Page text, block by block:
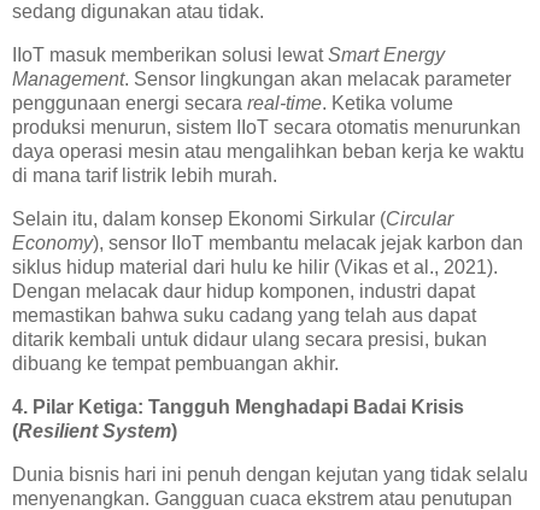
sedang digunakan atau tidak.
IIoT masuk memberikan solusi lewatSmart Energy
Management. Sensor lingkungan akan melacak parameter
penggunaan energi secara real-time. Ketika volume
produksi menurun, sistem IIoT secara otomatis menurunkan
daya operasi mesin atau mengalihkan beban kerja ke waktu
di mana tarif listrik lebih murah.
Selain itu, dalam konsep Ekonomi Sirkular (Circular
Economy), sensor IIoT membantu melacak jejak karbon dan
siklus hidup material dari hulu ke hilir (Vikas et al., 2021).
Dengan melacak daur hidup komponen, industri dapat
memastikan bahwa suku cadang yang telah aus dapat
ditarik kembali untuk didaur ulang secara presisi, bukan
dibuang ke tempat pembuangan akhir.
4. Pilar Ketiga: Tangguh Menghadapi Badai Krisis
(Resilient System)
Dunia bisnis hari ini penuh dengan kejutan yang tidak selalu
menyenangkan. Gangguan cuaca ekstrem atau penutupan